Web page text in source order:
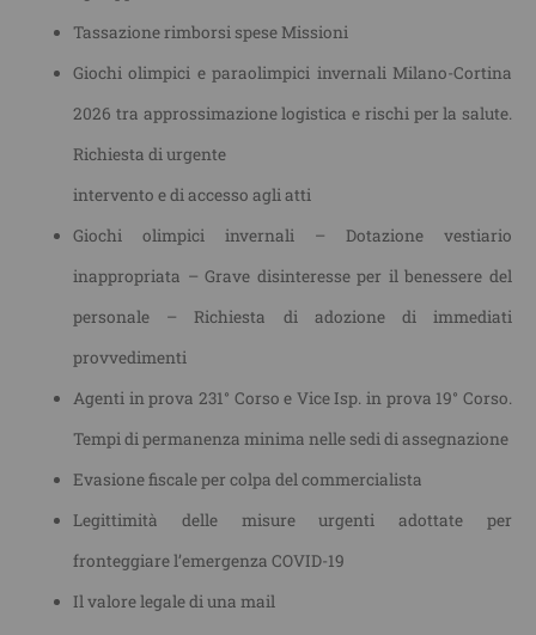
Tassazione rimborsi spese Missioni
Giochi olimpici e paraolimpici invernali Milano-Cortina
2026 tra approssimazione logistica e rischi per la salute.
Richiesta di urgente
intervento e di accesso agli atti
Giochi olimpici invernali – Dotazione vestiario
inappropriata – Grave disinteresse per il benessere del
personale – Richiesta di adozione di immediati
provvedimenti
Agenti in prova 231° Corso e Vice Isp. in prova 19° Corso.
Tempi di permanenza minima nelle sedi di assegnazione
Evasione fiscale per colpa del commercialista
Legittimità delle misure urgenti adottate per
fronteggiare l’emergenza COVID-19
Il valore legale di una mail